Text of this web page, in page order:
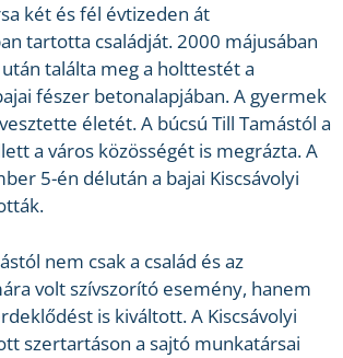
két és fél évtizeden át
tartotta családját. 2000 májusában
találta meg a holttestét a
fészer betonalapjában. A gyermek
életét. A búcsú Till Tamástól a
a város közösségét is megrázta. A
5-én délután a bajai Kiscsávolyi
nem csak a család és az
volt szívszorító esemény, hanem
is kiváltott. A Kiscsávolyi
szertartáson a sajtó munkatársai